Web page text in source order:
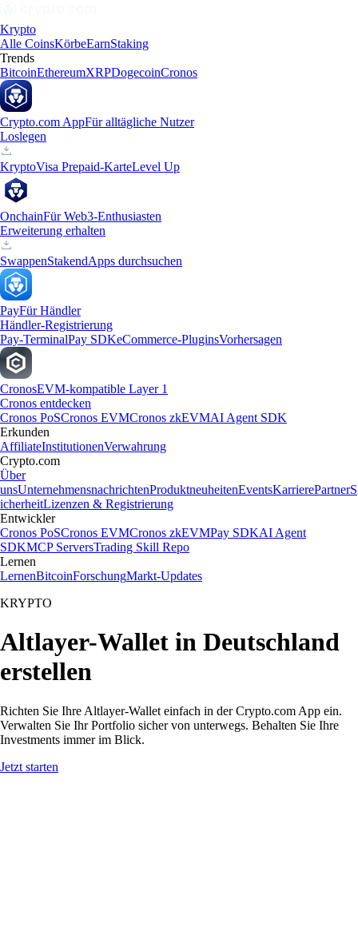
Krypto
Alle CoinsKörbeEarnStaking
Trends
BitcoinEthereumXRPDogecoinCronos
Crypto.com AppFür alltägliche Nutzer
Loslegen
KryptoVisa Prepaid-KarteLevel Up
OnchainFür Web3-Enthusiasten
Erweiterung erhalten
SwappenStakendApps durchsuchen
PayFür Händler
Händler-Registrierung
Pay-TerminalPay SDKeCommerce-PluginsVorhersagen
CronosEVM-kompatible Layer 1
Cronos entdecken
Cronos PoSCronos EVMCronos zkEVMAI Agent SDK
Erkunden
AffiliateInstitutionenVerwahrung
Crypto.com
Über
unsUnternehmensnachrichtenProduktneuheitenEventsKarrierePartnerS
icherheitLizenzen & Registrierung
Entwickler
Cronos PoSCronos EVMCronos zkEVMPay SDKAI Agent
SDKMCP ServersTrading Skill Repo
Lernen
LernenBitcoinForschungMarkt-Updates
KRYPTO
Altlayer-Wallet in Deutschland
erstellen
Richten Sie Ihre Altlayer-Wallet einfach in der Crypto.com App ein.
Verwalten Sie Ihr Portfolio sicher von unterwegs. Behalten Sie Ihre
Investments immer im Blick.
Jetzt starten